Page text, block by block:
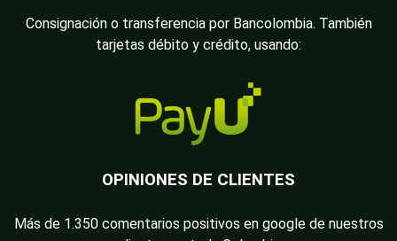
Consignación o transferencia por Bancolombia. También
tarjetas débito y crédito, usando:
OPINIONES DE CLIENTES
Más de 1.350 comentarios positivos en google de nuestros